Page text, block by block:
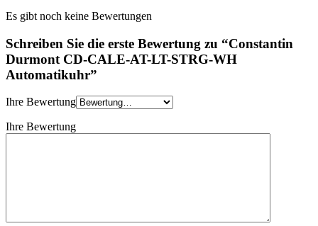
Es gibt noch keine Bewertungen
Schreiben Sie die erste Bewertung zu “Constantin
Durmont CD-CALE-AT-LT-STRG-WH
Automatikuhr”
Ihre Bewertung
Ihre Bewertung